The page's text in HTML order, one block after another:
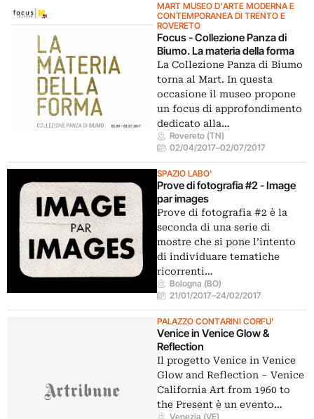
MART MUSEO D'ARTE MODERNA E
CONTEMPORANEA DI TRENTO E
ROVERETO
Focus - Collezione Panza di
Biumo. La materia della forma
La Collezione Panza di Biumo
torna al Mart. In questa
occasione il museo propone
un focus di approfondimento
dedicato alla…
Rovereto (TN)
02/04/2017–02/07/2017
SPAZIO LABO'
Prove di fotografia #2 - Image
par images
Prove di fotografia #2 è la
seconda di una serie di
mostre che si pone l’intento
di individuare tematiche
ricorrenti…
Bologna (BO)
21/01/2017–24/02/2017
PALAZZO CONTARINI CORFU'
Venice in Venice Glow &
Reflection
Il progetto Venice in Venice
Glow and Reflection – Venice
California Art from 1960 to
the Present è un evento…
Venezia (VE)